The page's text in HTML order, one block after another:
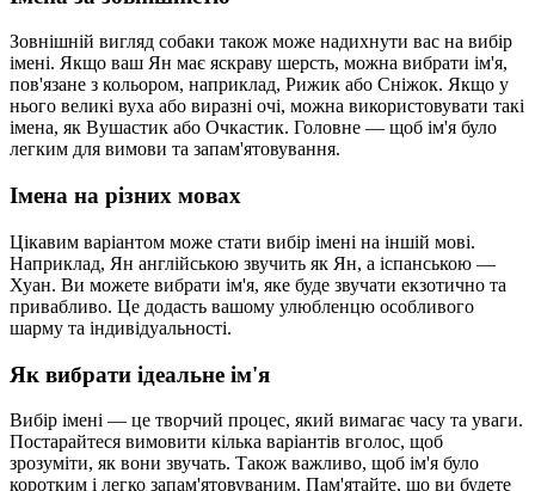
Зовнішній вигляд собаки також може надихнути вас на вибір
імені. Якщо ваш Ян має яскраву шерсть, можна вибрати ім'я,
пов'язане з кольором, наприклад, Рижик або Сніжок. Якщо у
нього великі вуха або виразні очі, можна використовувати такі
імена, як Вушастик або Очкастик. Головне — щоб ім'я було
легким для вимови та запам'ятовування.
Імена на різних мовах
Цікавим варіантом може стати вибір імені на іншій мові.
Наприклад, Ян англійською звучить як Ян, а іспанською —
Хуан. Ви можете вибрати ім'я, яке буде звучати екзотично та
привабливо. Це додасть вашому улюбленцю особливого
шарму та індивідуальності.
Як вибрати ідеальне ім'я
Вибір імені — це творчий процес, який вимагає часу та уваги.
Постарайтеся вимовити кілька варіантів вголос, щоб
зрозуміти, як вони звучать. Також важливо, щоб ім'я було
коротким і легко запам'ятовуваним. Пам'ятайте, що ви будете